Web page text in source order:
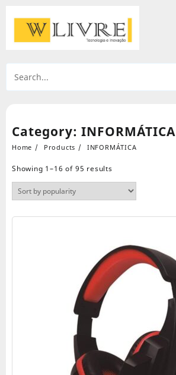
Category: INFORMÁTICA
Home Products INFORMÁTICA
Showing 1–16 of 95 results